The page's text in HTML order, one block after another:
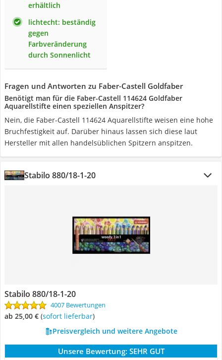
erhältlich
lichtecht: beständig
gegen
Farbveränderung
durch Sonnenlicht
Fragen und Antworten zu Faber-Castell Goldfaber
Benötigt man für die Faber-Castell 114624 Goldfaber
Aquarellstifte einen speziellen Anspitzer?
Nein, die Faber-Castell 114624 Aquarellstifte weisen eine hohe
Bruchfestigkeit auf. Darüber hinaus lassen sich diese laut
Hersteller mit allen handelsüblichen Spitzern anspitzen.
Stabilo 880/18-1-20
Stabilo 880/18-1-20
4007 Bewertungen
ab 25,00 € ( Sofort lieferbar)
Preisvergleich und weitere Angebote
Unsere Bewertung: SEHR GUT